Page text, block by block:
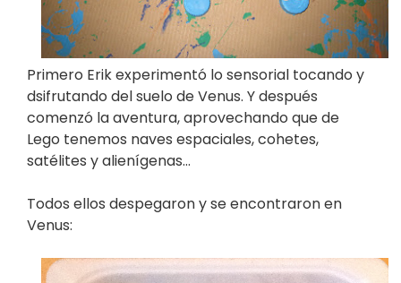
Primero Erik experimentó lo sensorial tocando y
dsifrutando del suelo de Venus. Y después
comenzó la aventura, aprovechando que de
Lego tenemos naves espaciales, cohetes,
satélites y alienígenas…
Todos ellos despegaron y se encontraron en
Venus: